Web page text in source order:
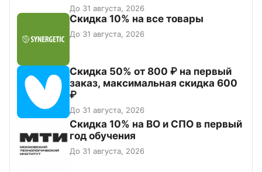
До 31 августа, 2026
Скидка 10% на все товары
До 31 августа, 2026
Скидка 50% от 800 ₽ на первый
заказ, максимальная скидка 600
₽
До 31 августа, 2026
Скидка 10% на ВО и СПО в первый
год обучения
До 31 августа, 2026